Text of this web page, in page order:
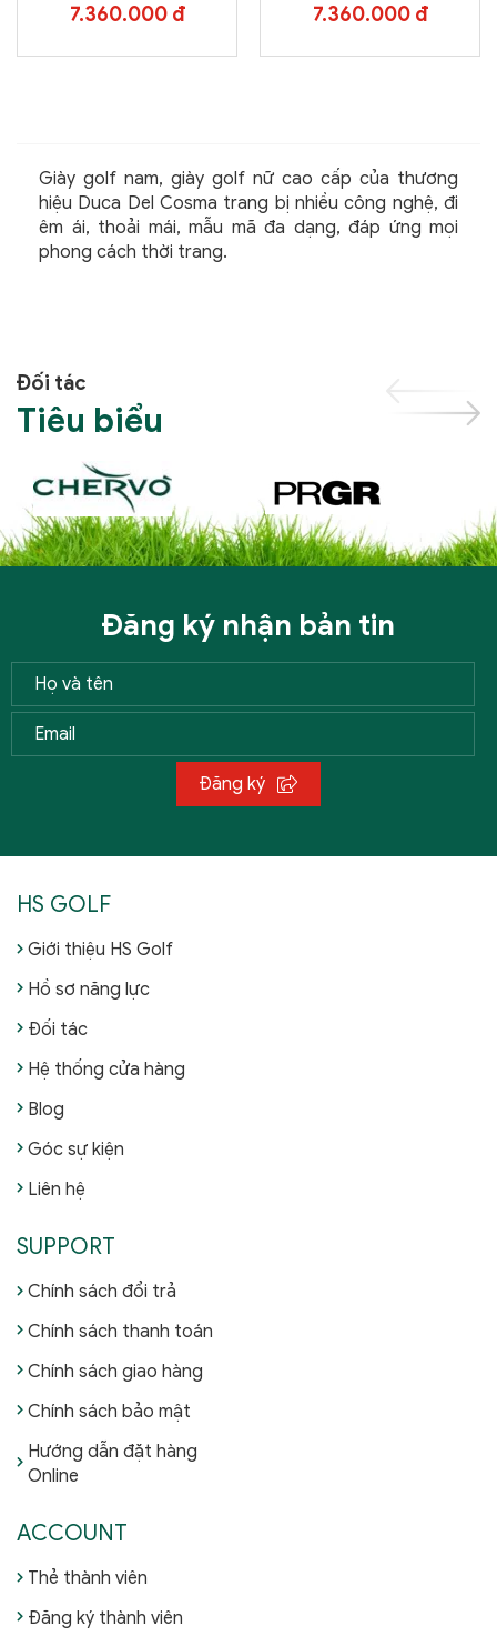
White/Green/Red
7.360.000 đ
White/Navy
7.360.000 đ
Giày golf nam, giày golf nữ cao cấp của thương
hiệu Duca Del Cosma trang bị nhiều công nghệ, đi
êm ái, thoải mái, mẫu mã đa dạng, đáp ứng mọi
phong cách thời trang.
Đối tác
Tiêu biểu
Đăng ký nhận bản tin
Đăng ký
HS GOLF
Giới thiệu HS Golf
Hồ sơ năng lực
Đối tác
Hệ thống cửa hàng
Blog
Góc sự kiện
Liên hệ
SUPPORT
Chính sách đổi trả
Chính sách thanh toán
Chính sách giao hàng
Chính sách bảo mật
Hướng dẫn đặt hàng
Online
ACCOUNT
Thẻ thành viên
Đăng ký thành viên